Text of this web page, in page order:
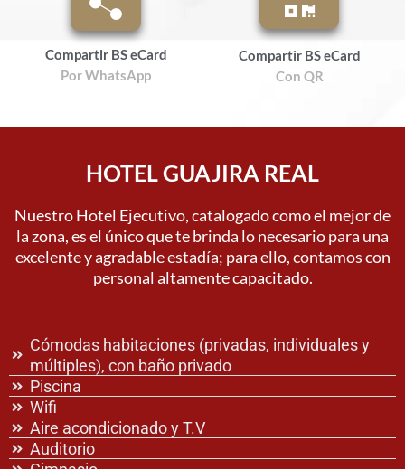
Compartir BS eCard
Por WhatsApp
Compartir BS eCard
Con QR
HOTEL GUAJIRA REAL
Nuestro Hotel Ejecutivo, catalogado como el mejor de
la zona, es el único que te brinda lo necesario para una
excelente y agradable estadía; para ello, contamos con
personal altamente capacitado.
Cómodas habitaciones (privadas, individuales y
múltiples), con baño privado
Piscina
Wifi
Aire acondicionado y T.V
Auditorio